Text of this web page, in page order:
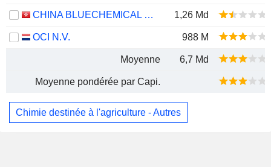
CHINA BLUECHEMICAL LTD. 1,26 Md
OCI N.V. 988 M
Moyenne 6,7 Md
Moyenne pondérée par Capi.
Chimie destinée à l'agriculture - Autres